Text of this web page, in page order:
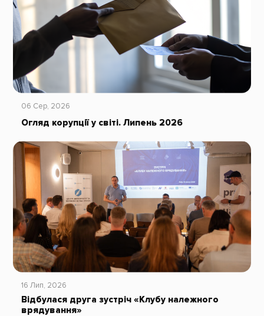
06 Сер, 2026
Огляд корупції у світі. Липень 2026
16 Лип, 2026
Відбулася друга зустріч «Клубу належного
врядування»